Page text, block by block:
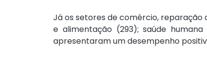
Já os setores de comércio,
e alimentação (293); saúde
apresentaram um desempenho